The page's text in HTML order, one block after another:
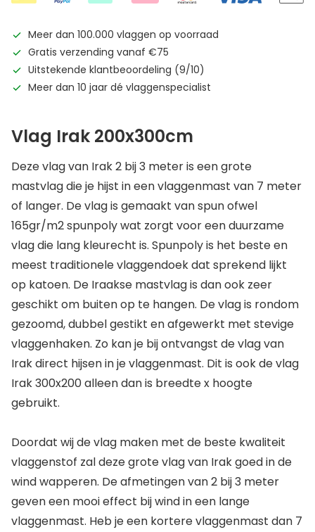
Meer dan 100.000 vlaggen op voorraad
Gratis verzending vanaf €75
Uitstekende klantbeoordeling (9/10)
Meer dan 10 jaar dé vlaggenspecialist
Vlag Irak 200x300cm
Deze vlag van Irak 2 bij 3 meter is een grote
mastvlag die je hijst in een vlaggenmast van 7 meter
of langer. De vlag is gemaakt van spun ofwel
165gr/m2 spunpoly wat zorgt voor een duurzame
vlag die lang kleurecht is. Spunpoly is het beste en
meest traditionele vlaggendoek dat sprekend lijkt
op katoen. De Iraakse mastvlag is dan ook zeer
geschikt om buiten op te hangen. De vlag is rondom
gezoomd, dubbel gestikt en afgewerkt met stevige
vlaggenhaken. Zo kan je bij ontvangst de vlag van
Irak direct hijsen in je vlaggenmast. Dit is ook de vlag
Irak 300x200 alleen dan is breedte x hoogte
gebruikt.
Doordat wij de vlag maken met de beste kwaliteit
vlaggenstof zal deze grote vlag van Irak goed in de
wind wapperen. De afmetingen van 2 bij 3 meter
geven een mooi effect bij wind in een lange
vlaggenmast. Heb je een kortere vlaggenmast dan 7